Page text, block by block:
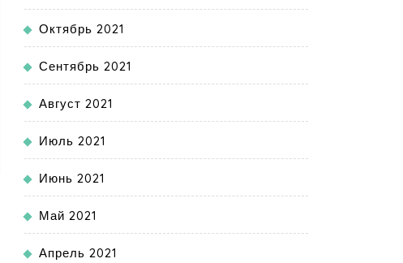
Октябрь 2021
Сентябрь 2021
Август 2021
Июль 2021
Июнь 2021
Май 2021
Апрель 2021